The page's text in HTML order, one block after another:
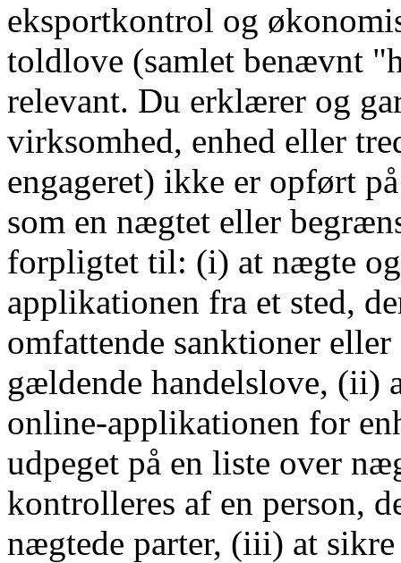
eksportkontrol og
toldlove (samlet benævnt
relevant. Du erklærer og
virksomhed, enhed eller
engageret) ikke er opført
som en nægtet eller
forpligtet til: (i) at nægte
applikationen fra et sted,
omfattende sanktioner
gældende handelslove, (ii)
online-applikationen for
udpeget på en liste over
kontrolleres af en person,
nægtede parter, (iii) at